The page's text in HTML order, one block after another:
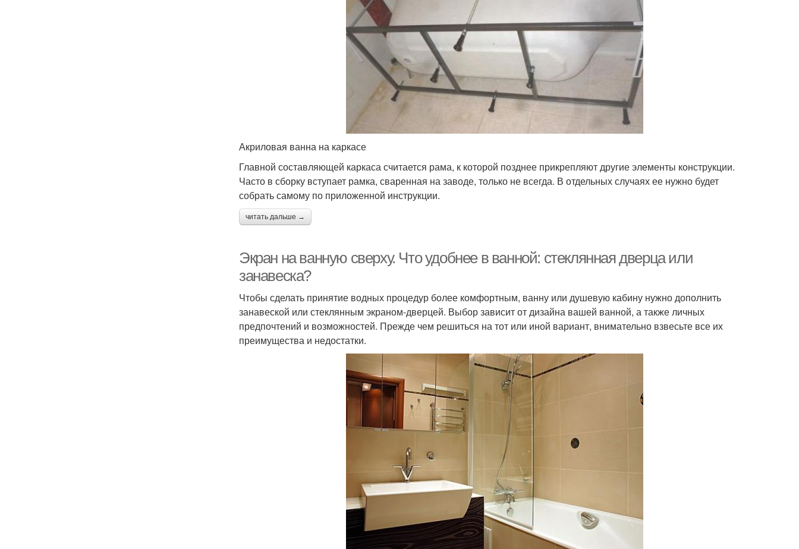
Акриловая ванна на каркасе
Главной составляющей каркаса считается рама, к которой позднее прикрепляют другие элементы конструкции.
Часто в сборку вступает рамка, сваренная на заводе, только не всегда. В отдельных случаях ее нужно будет
собрать самому по приложенной инструкции.
читать дальше →
Экран на ванную сверху. Что удобнее в ванной: стеклянная дверца или
занавеска?
Чтобы сделать принятие водных процедур более комфортным, ванну или душевую кабину нужно дополнить
занавеской или стеклянным экраном-дверцей. Выбор зависит от дизайна вашей ванной, а также личных
предпочтений и возможностей. Прежде чем решиться на тот или иной вариант, внимательно взвесьте все их
преимущества и недостатки.